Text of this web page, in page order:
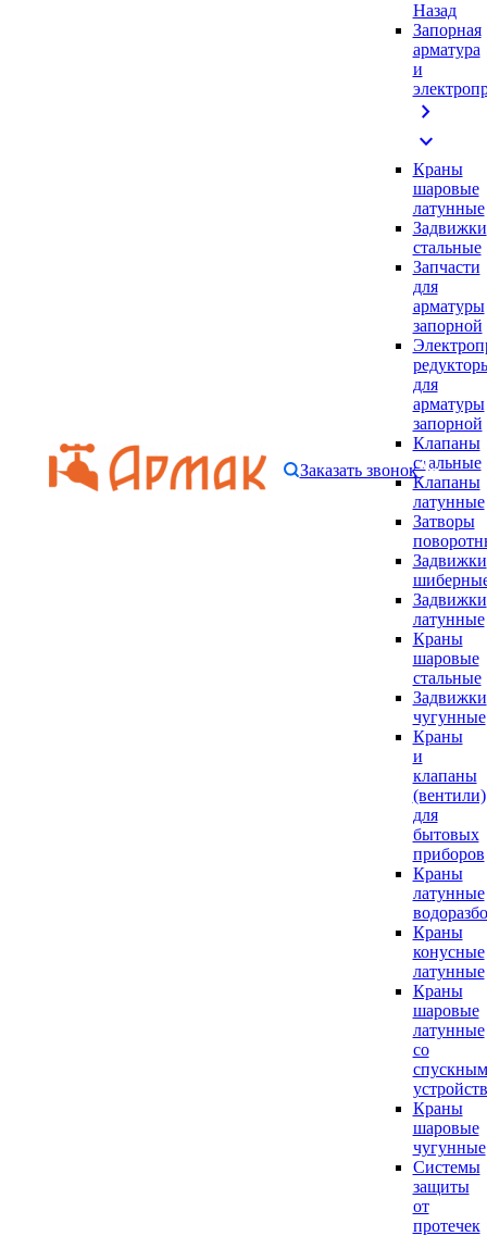
Назад
Запорная
арматура
и
chevron_right
expand_more
Краны
шаровые
латунные
Задвижки
стальные
Запчасти
для
арматуры
запорной
для
арматуры
запорной
Клапаны
стальные
Клапаны
латунные
Затворы
Задвижки
Задвижки
латунные
Краны
шаровые
стальные
Задвижки
чугунные
Краны
и
клапаны
(вентили)
для
бытовых
приборов
Краны
латунные
Краны
конусные
латунные
Краны
шаровые
латунные
со
спускным
Краны
шаровые
чугунные
Системы
защиты
от
протечек
Заказать звонок